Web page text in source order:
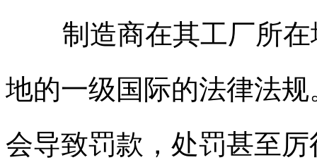
制造商在其工厂所在
地的一级国际的法律法
会导致罚款，处罚甚至